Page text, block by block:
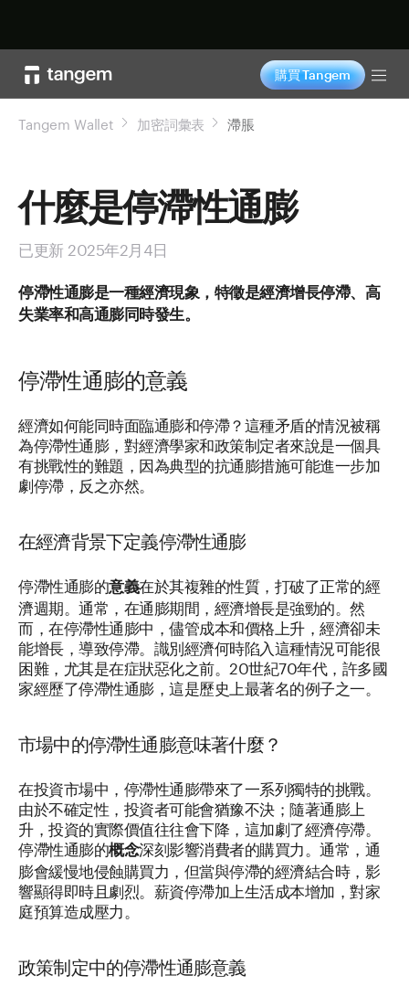
購買 Tangem
Tangem Wallet 加密詞彙表 滯脹
什麼是停滯性通膨
已更新 2025年2月4日
停滯性通膨是一種經濟現象，特徵是經濟增長停滯、高
失業率和高通膨同時發生。
停滯性通膨的意義
經濟如何能同時面臨通膨和停滯？這種矛盾的情況被稱
為停滯性通膨，對經濟學家和政策制定者來說是一個具
有挑戰性的難題，因為典型的抗通膨措施可能進一步加
劇停滯，反之亦然。
在經濟背景下定義停滯性通膨
停滯性通膨的意義在於其複雜的性質，打破了正常的經
濟週期。通常，在通膨期間，經濟增長是強勁的。然
而，在停滯性通膨中，儘管成本和價格上升，經濟卻未
能增長，導致停滯。識別經濟何時陷入這種情況可能很
困難，尤其是在症狀惡化之前。20世紀70年代，許多國
家經歷了停滯性通膨，這是歷史上最著名的例子之一。
市場中的停滯性通膨意味著什麼？
在投資市場中，停滯性通膨帶來了一系列獨特的挑戰。
由於不確定性，投資者可能會猶豫不決；隨著通膨上
升，投資的實際價值往往會下降，這加劇了經濟停滯。
停滯性通膨的概念深刻影響消費者的購買力。通常，通
膨會緩慢地侵蝕購買力，但當與停滯的經濟結合時，影
響顯得即時且劇烈。薪資停滯加上生活成本增加，對家
庭預算造成壓力。
政策制定中的停滯性通膨意義